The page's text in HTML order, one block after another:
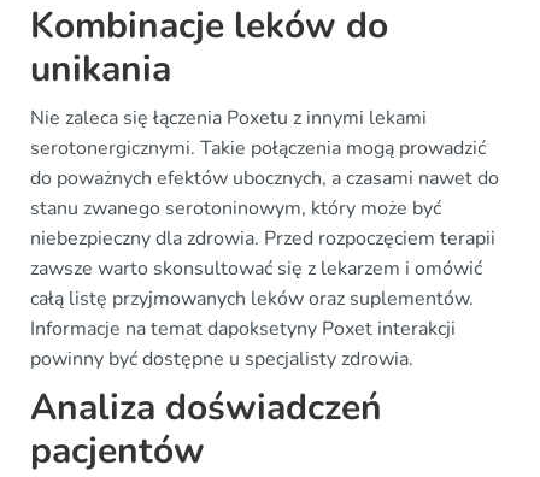
Kombinacje leków do
unikania
Nie zaleca się łączenia Poxetu z innymi lekami
serotonergicznymi. Takie połączenia mogą prowadzić
do poważnych efektów ubocznych, a czasami nawet do
stanu zwanego serotoninowym, który może być
niebezpieczny dla zdrowia. Przed rozpoczęciem terapii
zawsze warto skonsultować się z lekarzem i omówić
całą listę przyjmowanych leków oraz suplementów.
Informacje na temat dapoksetyny Poxet interakcji
powinny być dostępne u specjalisty zdrowia.
Analiza doświadczeń
pacjentów